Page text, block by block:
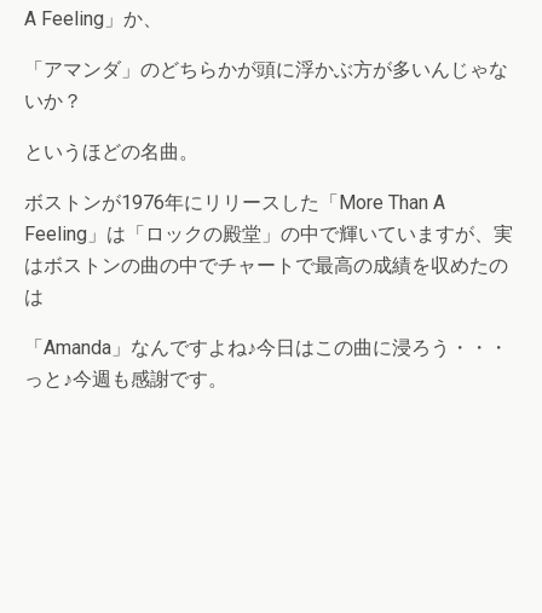
A Feeling」か、
「アマンダ」のどちらかが頭に浮かぶ方が多いんじゃな
いか？
というほどの名曲。
ボストンが1976年にリリースした「More Than A
Feeling」は「ロックの殿堂」の中で輝いていますが、実
はボストンの曲の中でチャートで最高の成績を収めたの
は
「Amanda」なんですよね♪今日はこの曲に浸ろう・・・
っと♪今週も感謝です。